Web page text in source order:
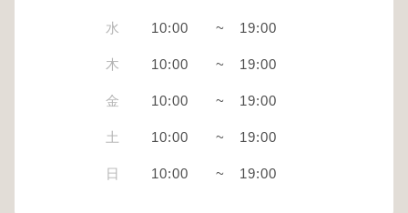
水 10:00 ~ 19:00
木 10:00 ~ 19:00
金 10:00 ~ 19:00
土 10:00 ~ 19:00
日 10:00 ~ 19:00